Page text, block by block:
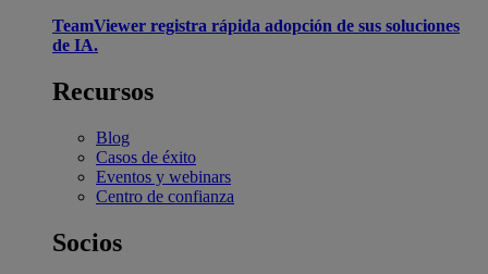
TeamViewer registra rápida adopción de sus soluciones
de IA.
Recursos
Blog
Casos de éxito
Eventos y webinars
Centro de confianza
Socios